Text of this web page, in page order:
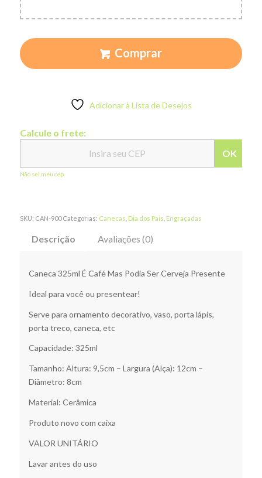
Comprar
Adicionar à Lista de Desejos
Calcule o frete:
OK
Não sei meu cep
SKU: CAN-900 Categorias: Canecas Dia dos Pais Engraçadas
Descrição Avaliações (0)
Caneca 325ml É Café Mas Podia Ser Cerveja Presente
Ideal para você ou presentear!
Serve para ornamento decorativo, vaso, porta lápis,
porta treco, caneca, etc
Capacidade: 325ml
Tamanho: Altura: 9,5cm – Largura (Alça): 12cm –
Diâmetro: 8cm
Material: Cerâmica
Produto novo com caixa
VALOR UNITÁRIO
Lavar antes do uso